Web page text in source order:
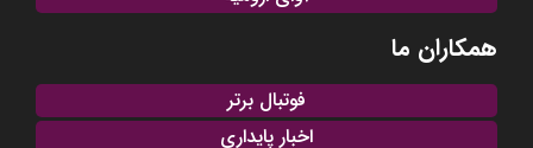
همکاران ما
فوتبال برتر
اخبار پایداری